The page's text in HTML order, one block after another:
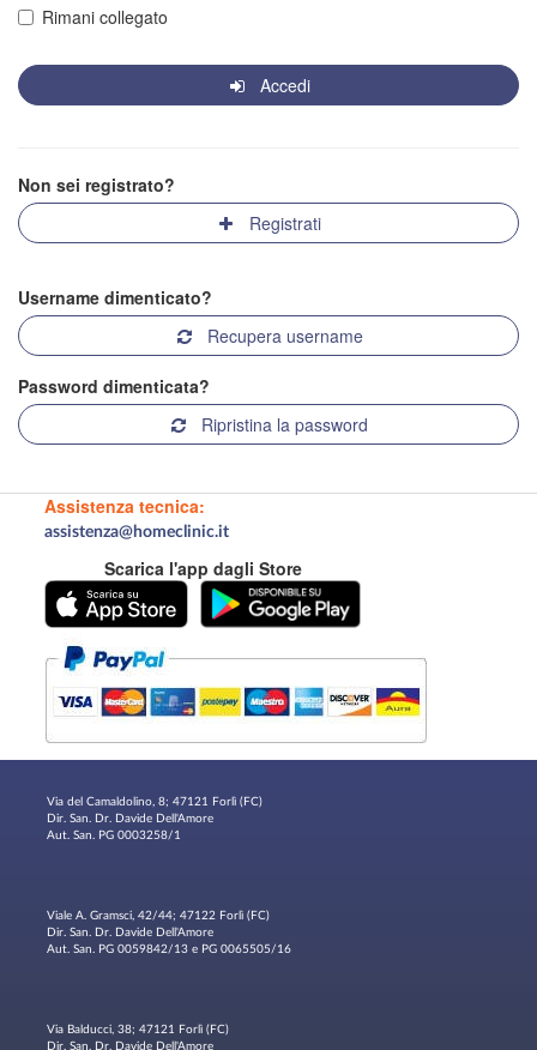
Rimani collegato
Accedi
Non sei registrato?
Registrati
Username dimenticato?
Recupera username
Password dimenticata?
Ripristina la password
Assistenza tecnica:
assistenza@homeclinic.it
Scarica l'app dagli Store
Via del Camaldolino, 8; 47121 Forlì (FC)
Dir. San. Dr. Davide Dell'Amore
Aut. San. PG 0003258/1
Viale A. Gramsci, 42/44; 47122 Forlì (FC)
Dir. San. Dr. Davide Dell'Amore
Aut. San. PG 0059842/13 e PG 0065505/16
Via Balducci, 38; 47121 Forlì (FC)
Dir. San. Dr. Davide Dell'Amore